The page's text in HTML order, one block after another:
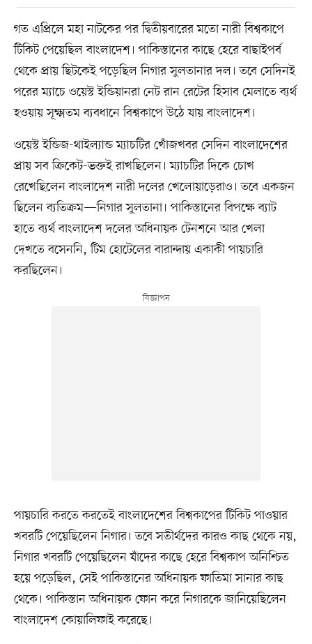
গত এপ্রিলে মহা নাটকের পর দ্বিতীয়বারের মতো নারী বিশ্বকাপে
টিকিট পেয়েছিল বাংলাদেশ। পাকিস্তানের কাছে হেরে বাছাইপর্ব
থেকে প্রায় ছিটকেই পড়েছিল নিগার সুলতানার দল। তবে সেদিনই
পরের ম্যাচে ওয়েস্ট ইন্ডিয়ানরা নেট রান রেটের হিসাব মেলাতে ব্যর্থ
হওয়ায় সূক্ষ্মতম ব্যবধানে বিশ্বকাপে উঠে যায় বাংলাদেশ।
ওয়েস্ট ইন্ডিজ-থাইল্যান্ড ম্যাচটির খোঁজখবর সেদিন বাংলাদেশের
প্রায় সব ক্রিকেট-ভক্তই রাখছিলেন। ম্যাচটির দিকে চোখ
রেখেছিলেন বাংলাদেশ নারী দলের খেলোয়াড়েরাও। তবে একজন
ছিলেন ব্যতিক্রম—নিগার সুলতানা। পাকিস্তানের বিপক্ষে ব্যাট
হাতে ব্যর্থ বাংলাদেশ দলের অধিনায়ক টেনশনে আর খেলা
দেখতে বসেননি, টিম হোটেলের বারান্দায় একাকী পায়চারি
করছিলেন।
পায়চারি করতে করতেই বাংলাদেশের বিশ্বকাপের টিকিট পাওয়ার
খবরটি পেয়েছিলেন নিগার। তবে সতীর্থদের কারও কাছ থেকে নয়,
নিগার খবরটি পেয়েছিলেন যাঁদের কাছে হেরে বিশ্বকাপ অনিশ্চিত
হয়ে পড়েছিল, সেই পাকিস্তানের অধিনায়ক ফাতিমা সানার কাছ
থেকে। পাকিস্তান অধিনায়ক ফোন করে নিগারকে জানিয়েছিলেন
বাংলাদেশ কোয়ালিফাই করেছে।